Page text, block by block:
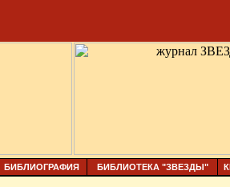
БИБЛИОГРАФИЯ БИБЛИОТЕКА "ЗВЕЗДЫ"